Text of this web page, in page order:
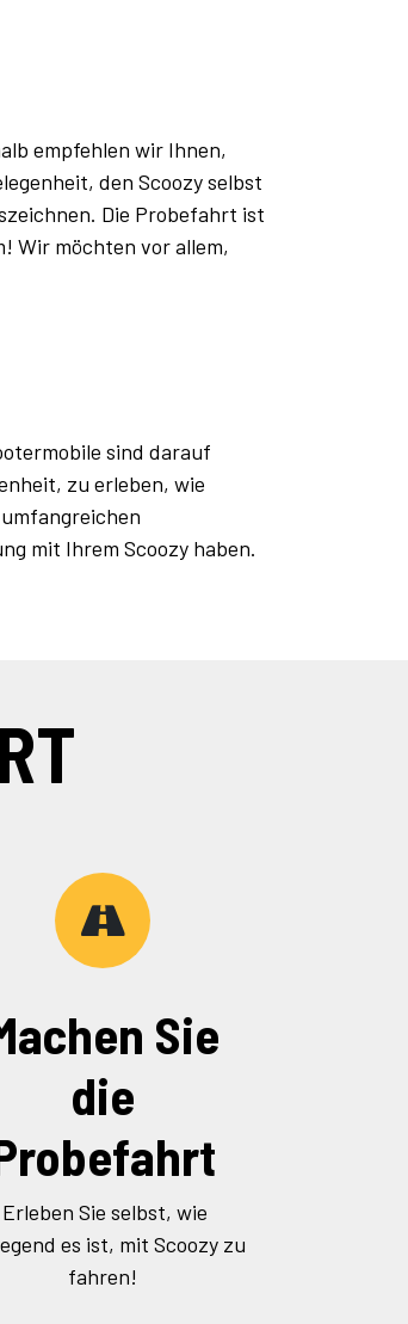
empfehlen wir Ihnen,
den Scoozy selbst
Die Probefahrt ist
Wir möchten vor allem,
sind darauf
zu erleben, wie
mit Ihrem Scoozy haben.
Sie
die
Erleben Sie selbst, wie
es ist, mit Scoozy zu
fahren!